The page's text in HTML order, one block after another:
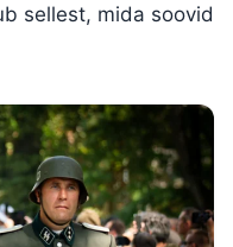
sellest, mida soovid